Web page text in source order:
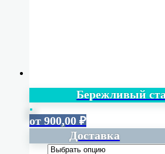
Бережливый
от 900,00 ₽
Доставка